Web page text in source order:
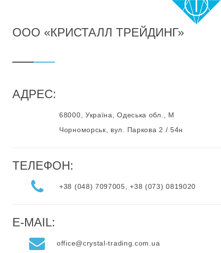
ООО «КРИСТАЛЛ ТРЕЙДИНГ»
АДРЕС:
68000, Україна, Одеська обл., М
Чорноморськ, вул. Паркова 2 / 54н
ТЕЛЕФОН:
+38 (048) 7097005, +38 (073) 0819020
E-MAIL:
office@crystal-trading.com.ua